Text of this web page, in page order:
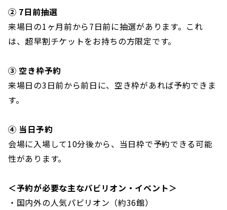
② 7日前抽選
来場日の1ヶ月前から7日前に抽選があります。これ
は、超早割チケットをお持ちの方限定です。
③ 空き枠予約
来場日の3日前から前日に、空き枠があれば予約できま
す。
④ 当日予約
会場に入場して10分後から、当日枠で予約できる可能
性があります。
＜予約が必要な主なパビリオン・イベント＞
・国内外の人気パビリオン（約36館）